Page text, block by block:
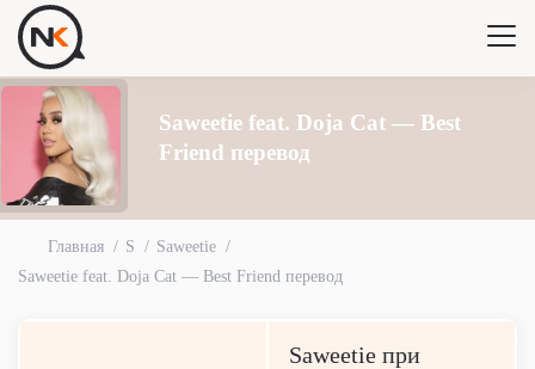
Saweetie feat. Doja Cat — Best
Friend перевод
Главная S
Saweetie
Saweetie feat. Doja Cat — Best Friend перевод
Saweetie при